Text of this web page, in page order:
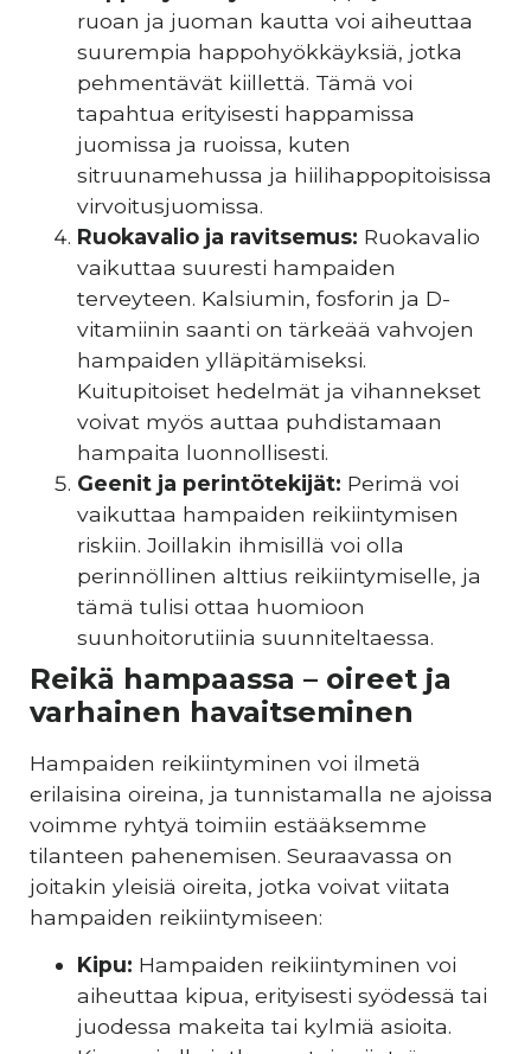
ruoan ja juoman kautta voi aiheuttaa
suurempia happohyökkäyksiä, jotka
pehmentävät kiillettä. Tämä voi
tapahtua erityisesti happamissa
juomissa ja ruoissa, kuten
sitruunamehussa ja hiilihappopitoisissa
virvoitusjuomissa.
Ruokavalio ja ravitsemus: Ruokavalio
vaikuttaa suuresti hampaiden
terveyteen. Kalsiumin, fosforin ja D-
vitamiinin saanti on tärkeää vahvojen
hampaiden ylläpitämiseksi.
Kuitupitoiset hedelmät ja vihannekset
voivat myös auttaa puhdistamaan
hampaita luonnollisesti.
Geenit ja perintötekijät: Perimä voi
vaikuttaa hampaiden reikiintymisen
riskiin. Joillakin ihmisillä voi olla
perinnöllinen alttius reikiintymiselle, ja
tämä tulisi ottaa huomioon
suunhoitorutiinia suunniteltaessa.
Reikä hampaassa – oireet ja
varhainen havaitseminen
Hampaiden reikiintyminen voi ilmetä
erilaisina oireina, ja tunnistamalla ne ajoissa
voimme ryhtyä toimiin estääksemme
tilanteen pahenemisen. Seuraavassa on
joitakin yleisiä oireita, jotka voivat viitata
hampaiden reikiintymiseen:
Kipu: Hampaiden reikiintyminen voi
aiheuttaa kipua, erityisesti syödessä tai
juodessa makeita tai kylmiä asioita.